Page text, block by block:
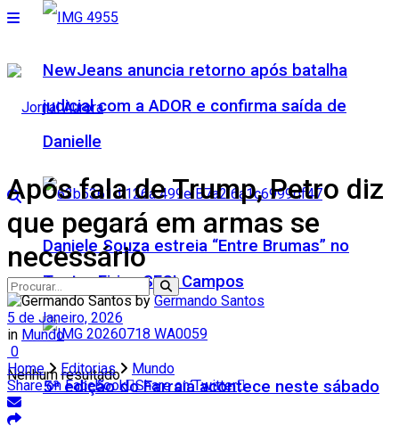
NewJeans anuncia retorno após batalha
judicial com a ADOR e confirma saída de
Danielle
Daniele Souza estreia “Entre Brumas” no
Teatro Firjan SESI Campos
5ª edição do Farraiá acontece neste sábado
Nenhum resultado
Após fala de Trump, Petro diz
que pegará em armas se
necessário
by Germando Santos
5 de Janeiro, 2026
in Mundo
0
Home
Editorias
Mundo
Share on Facebook Share on Twitter